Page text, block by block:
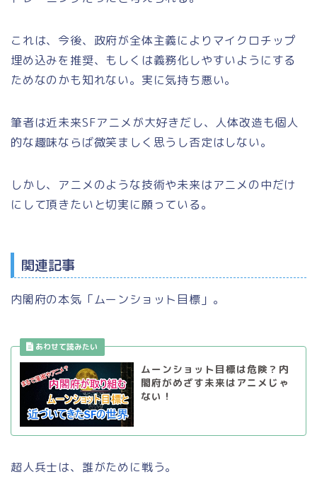
これは、今後、政府が全体主義によりマイクロチップ
埋め込みを推奨、もしくは義務化しやすいようにする
ためなのかも知れない。実に気持ち悪い。
筆者は近未来SFアニメが大好きだし、人体改造も個人
的な趣味ならば微笑ましく思うし否定はしない。
しかし、アニメのような技術や未来はアニメの中だけ
にして頂きたいと切実に願っている。
関連記事
内閣府の本気「ムーンショット目標」。
ムーンショット目標は危険？内
閣府がめざす未来はアニメじゃ
ない！
超人兵士は、誰がために戦う。